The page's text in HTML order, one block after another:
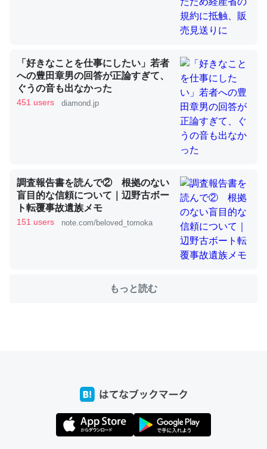
ウチもEchoを実家に置いて４年。でたまに覗いてる。ぼ
ちぼちRingも置こうかと画策中。あと、Googleマップで
位置情報を共有してる。電池残量や充電中かが分かるので
─たまにLINEするくらいだった遠方の父67歳と僕。ITツール導入で
コミュニケーションが劇的に変化した｜tayorini by LIFULL介護
ちょうど同じ理由でEcho Show 8を設定中でした。Prime
とかSpotifyを支払う孝行もできる。一生で親と会える残
り時間を日数にすると1週間とかの人が多いそうだけど、
─たまにLINEするくらいだった遠方の父67歳と僕。ITツール導入で
たいなのでネット環境作ったけどAlexaしか使わないので
https://toyoshi.hatenablog.com/entry/2019/05/15/1805
「好きなことを仕事にしたい」若者
への豊田章男の回答が正論すぎて、
ぐうの音も出なかった
451 users diamond.jp
調査報告書を読んで② 根拠のない
盲目的な信頼について｜辺野古ボー
ト転覆事故遺族メモ
151 users note.com/beloved_tomoka
もっと読む